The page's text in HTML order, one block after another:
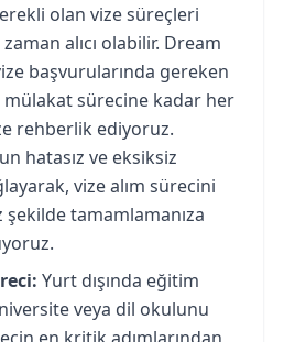
olan vize süreçleri
alıcı olabilir. Dream
başvurularında gereken
sürecine kadar her
rehberlik ediyoruz.
hatasız ve eksiksiz
vize alım sürecini
tamamlamanıza
Yurt dışında eğitim
veya dil okulunu
en kritik adımlarından